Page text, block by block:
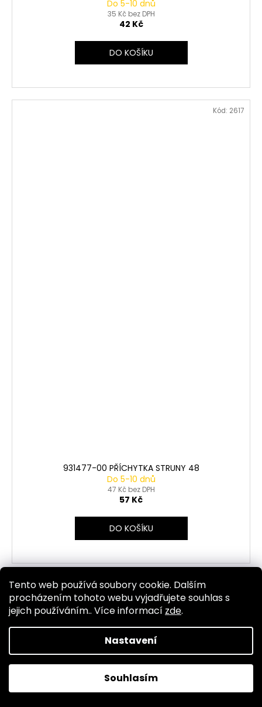
Tento web používá soubory cookie. Dalším
procházením tohoto webu vyjadřujete souhlas s
jejich používáním.. Více informací zde.
Nastavení
Souhlasím
Do 5-10 dnů
35 Kč bez DPH
42 Kč
DO KOŠÍKU
931477-00 PŘÍCHYTKA STRUNY 48
Do 5-10 dnů
47 Kč bez DPH
57 Kč
DO KOŠÍKU
Kód: 2617